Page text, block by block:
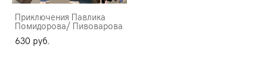
Приключения Павлика
Помидорова/ Пивоварова
630 pуб.